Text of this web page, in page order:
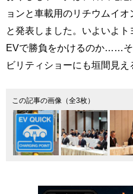
ョンと車載用のリチウムイ
と発表しました。いよいよ
EVで勝負をかけるのか……
ビリティショーにも垣間見え
この記事の画像（全3枚）